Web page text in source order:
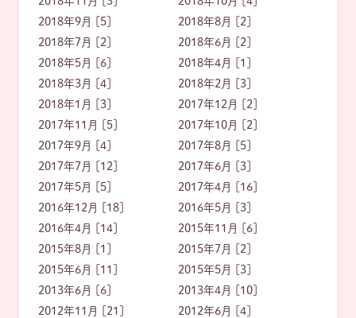
2018年9月 [5]
2018年8月 [2]
2018年7月 [2]
2018年6月 [2]
2018年5月 [6]
2018年4月 [1]
2018年3月 [4]
2018年2月 [3]
2018年1月 [3]
2017年12月 [2]
2017年11月 [5]
2017年10月 [2]
2017年9月 [4]
2017年8月 [5]
2017年7月 [12]
2017年6月 [3]
2017年5月 [5]
2017年4月 [16]
2016年12月 [18]
2016年5月 [3]
2016年4月 [14]
2015年11月 [6]
2015年8月 [1]
2015年7月 [2]
2015年6月 [11]
2015年5月 [3]
2013年6月 [6]
2013年4月 [10]
2012年11月 [21]
2012年6月 [4]